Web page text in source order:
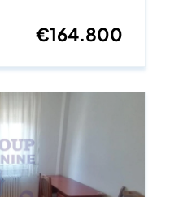
€164.800